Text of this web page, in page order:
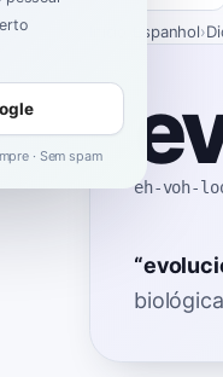
Espanhol›
eh-voh-
“
· Sem spam